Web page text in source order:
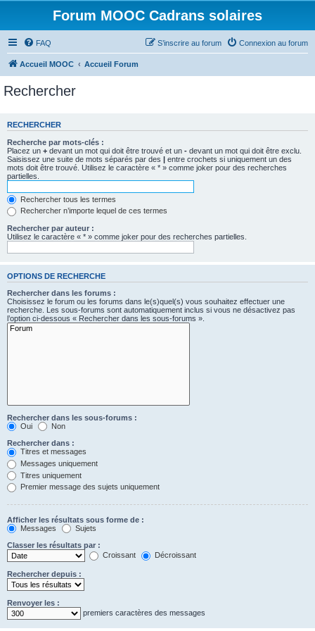
Forum MOOC Cadrans solaires
FAQ Connexion au forum
S’inscrire au forum
Accueil MOOC Accueil Forum
Rechercher
RECHERCHER
Recherche par mots-clés :
Placez un + devant un mot qui doit être trouvé et un - devant un mot qui doit être exclu.
Saisissez une suite de mots séparés par des | entre crochets si uniquement un des
mots doit être trouvé. Utilisez le caractère « * » comme joker pour des recherches
partielles.
Rechercher tous les termes
Rechercher n’importe lequel de ces termes
Rechercher par auteur :
Utilisez le caractère « * » comme joker pour des recherches partielles.
OPTIONS DE RECHERCHE
Rechercher dans les forums :
Choisissez le forum ou les forums dans le(s)quel(s) vous souhaitez effectuer une
recherche. Les sous-forums sont automatiquement inclus si vous ne désactivez pas
l’option ci-dessous « Rechercher dans les sous-forums ».
Rechercher dans les sous-forums :
Oui
Non
Rechercher dans :
Titres et messages
Messages uniquement
Titres uniquement
Premier message des sujets uniquement
Afficher les résultats sous forme de :
Messages
Sujets
Classer les résultats par :
Croissant
Décroissant
Rechercher depuis :
Renvoyer les :
premiers caractères des messages